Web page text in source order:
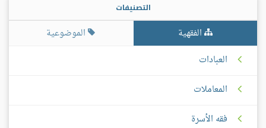
التصنيفات
الفقهية
الموضوعية
العبادات
المعاملات
فقه الأسرة